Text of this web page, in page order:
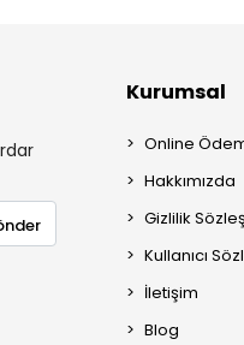
Kurumsal
Online
Hakkımızda
Gizlilik
Kullanıcı
İletişim
Blog